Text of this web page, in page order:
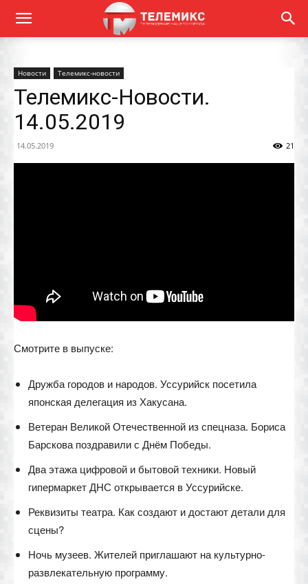
Новости Телемикс-новости
Телемикс-Новости.
14.05.2019
14.05.2019 21
Смотрите в выпуске:
Дружба городов и народов. Уссурийск посетила
японская делегация из Хакусана.
Ветеран Великой Отечественной из спецназа. Бориса
Барскова поздравили с Днём Победы.
Два этажа цифровой и бытовой техники. Новый
гипермаркет ДНС открывается в Уссурийске.
Реквизиты театра. Как создают и достают детали для
сцены?
Ночь музеев. Жителей приглашают на культурно-
развлекательную программу.